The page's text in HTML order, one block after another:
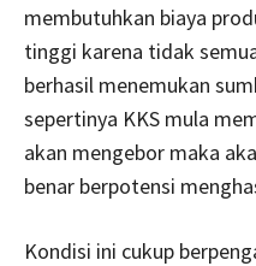
membutuhkan biaya
tinggi karena tidak
berhasil menemukan
sepertinya KKS mula
akan mengebor maka
benar berpotensi
Kondisi ini cukup